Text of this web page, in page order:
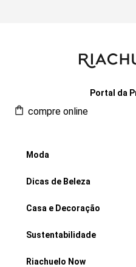
Portal da
compre online
Moda
Dicas de Beleza
Casa e Decoração
Sustentabilidade
Riachuelo Now